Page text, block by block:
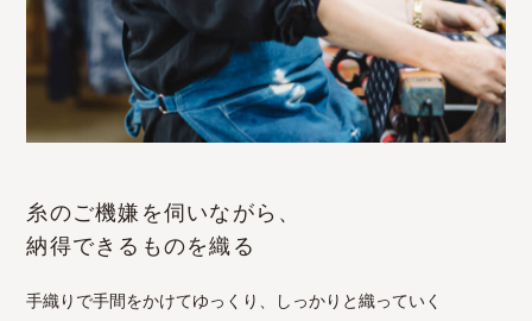
糸のご機嫌を伺いながら、
納得できるものを織る
手織りで手間をかけてゆっくり、しっかりと織っていく